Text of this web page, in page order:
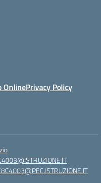
OnlinePrivacy Policy